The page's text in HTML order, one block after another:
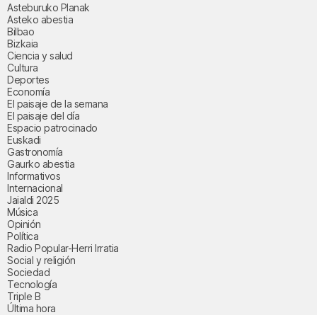
Asteburuko Planak
Asteko abestia
Bilbao
Bizkaia
Ciencia y salud
Cultura
Deportes
Economía
El paisaje de la semana
El paisaje del día
Espacio patrocinado
Euskadi
Gastronomía
Gaurko abestia
Informativos
Internacional
Jaialdi 2025
Música
Opinión
Política
Radio Popular-Herri Irratia
Social y religión
Sociedad
Tecnología
Triple B
Última hora